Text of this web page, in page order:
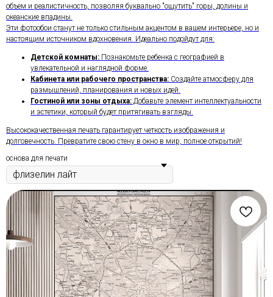
объем и реалистичность, позволяя буквально "ощутить" горы, долины и
океанские впадины.
Эти фотообои станут не только стильным акцентом в вашем интерьере, но и
настоящим источником вдохновения. Идеально подойдут для:
Детской комнаты: Познакомьте ребенка с географией в
увлекательной и наглядной форме.
Кабинета или рабочего пространства: Создайте атмосферу для
размышлений, планирования и новых идей.
Гостиной или зоны отдыха: Добавьте элемент интеллектуальности
и эстетики, который будет притягивать взгляды.
Высококачественная печать гарантирует четкость изображения и
долговечность. Превратите свою стену в окно в мир, полное открытий!
основа для печати